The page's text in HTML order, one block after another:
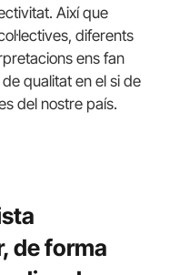
Així que
diferents
ens fan
qualitat en el si de
del nostre país.
de forma